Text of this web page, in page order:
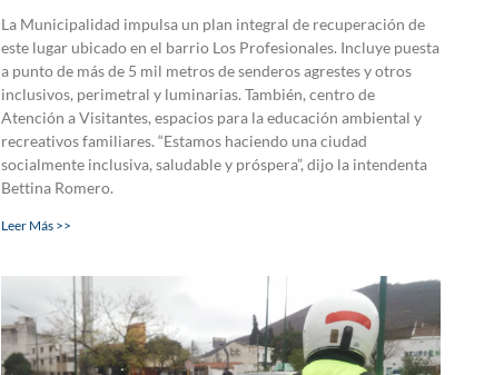
La Municipalidad impulsa un plan integral de recuperación de
este lugar ubicado en el barrio Los Profesionales. Incluye puesta
a punto de más de 5 mil metros de senderos agrestes y otros
inclusivos, perimetral y luminarias. También, centro de
Atención a Visitantes, espacios para la educación ambiental y
recreativos familiares. “Estamos haciendo una ciudad
socialmente inclusiva, saludable y próspera”, dijo la intendenta
Bettina Romero.
Leer Más >>